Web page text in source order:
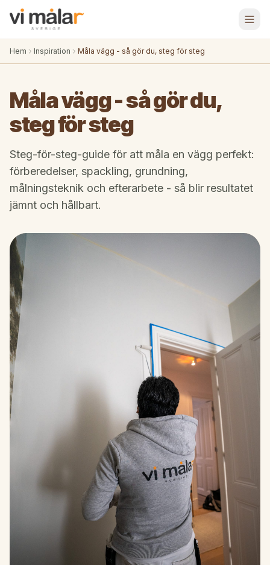
Hem Inspiration Måla vägg - så gör du, steg för steg
Måla vägg - så gör du,
steg för steg
Steg-för-steg-guide för att måla en vägg perfekt:
förberedelser, spackling, grundning,
målningsteknik och efterarbete - så blir resultatet
jämnt och hållbart.